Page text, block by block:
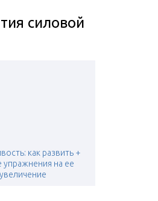
силовой
как развить +
упражнения на ее
увеличение